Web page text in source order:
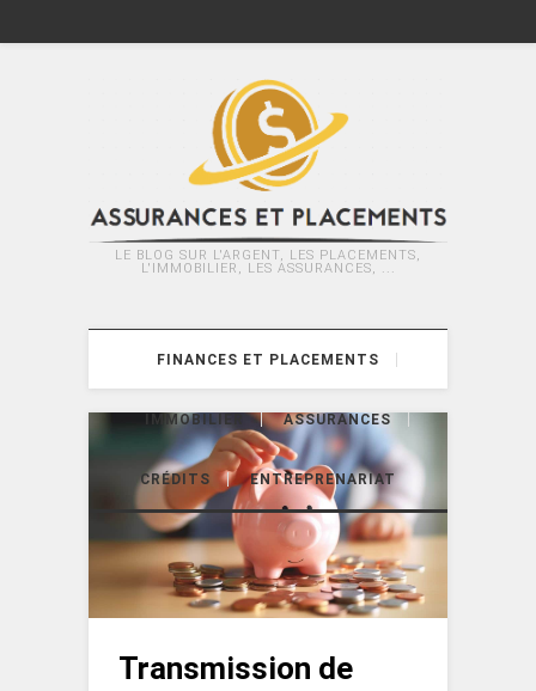
LE BLOG SUR L'ARGENT, LES PLACEMENTS,
L'IMMOBILIER, LES ASSURANCES, ...
FINANCES ET PLACEMENTS
IMMOBILIER ASSURANCES
CRÉDITS ENTREPRENARIAT
Transmission de